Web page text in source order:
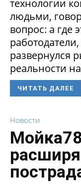
технологии
людьми,
вопрос: а где
развернулся
реальности
ЧИТАТЬ ДАЛЕЕ
Новости